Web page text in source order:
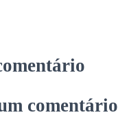
comentário